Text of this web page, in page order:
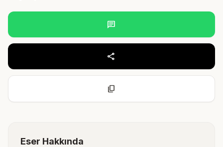
chat
share
content_copy
Eser Hakkında